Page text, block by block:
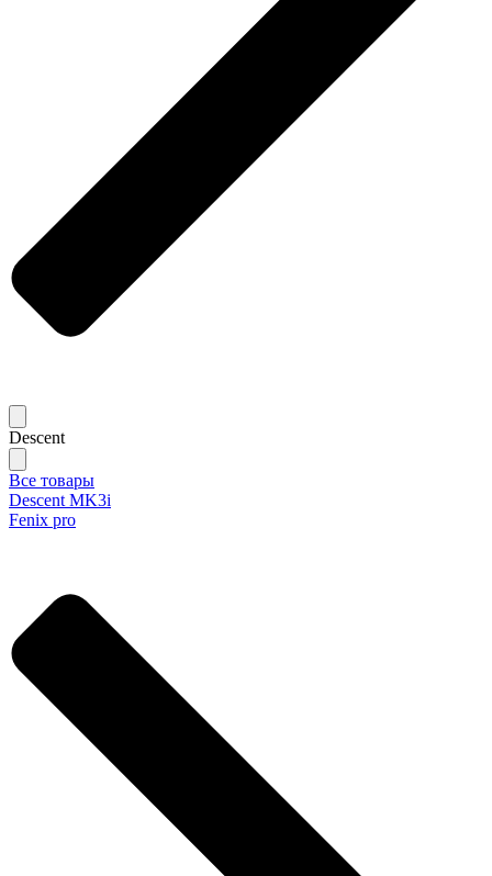
Descent
Все товары
Descent MK3i
Fenix pro